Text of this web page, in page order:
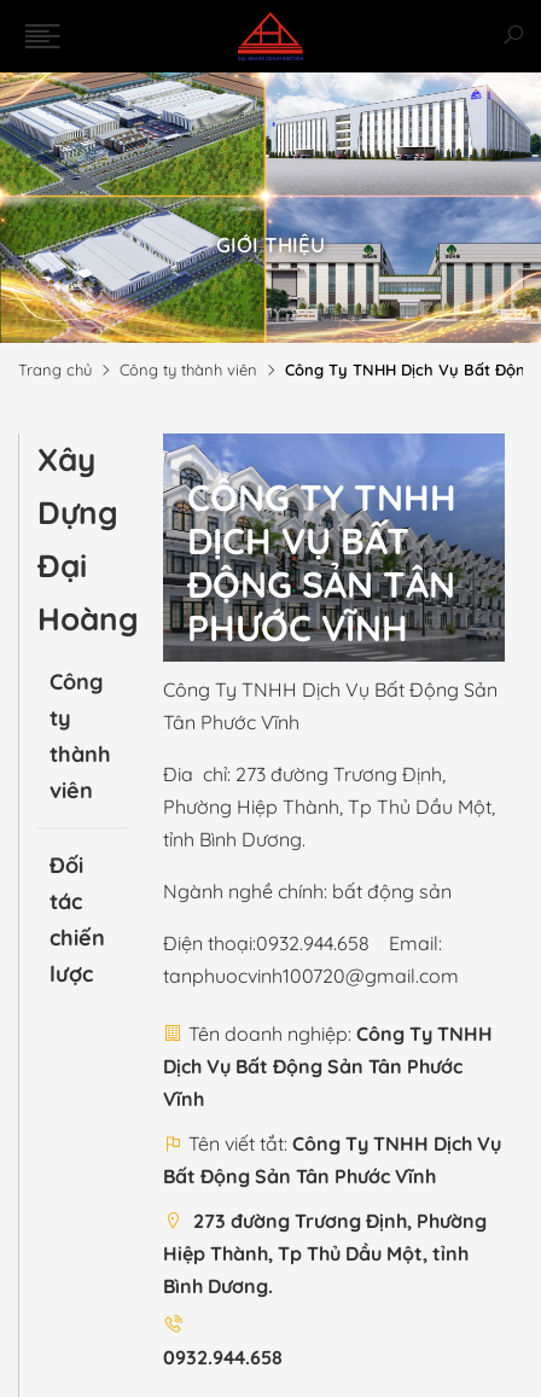
GIỚI THIỆU
Trang chủ Công ty thành viên Công Ty TNHH Dịch Vụ Bất Động
Xây
Dựng
Đại
Hoàng
Công
ty
thành
viên
Đối
tác
chiến
lược
CÔNG TY TNHH
DỊCH VỤ BẤT
ĐỘNG SẢN TÂN
PHƯỚC VĨNH
Công Ty TNHH Dịch Vụ Bất Động Sản
Tân Phước Vĩnh
Đia chỉ: 273 đường Trương Định,
Phường Hiệp Thành, Tp Thủ Dầu Một,
tỉnh Bình Dương.
Ngành nghề chính: bất động sản
Điện thoại:0932.944.658 Email:
tanphuocvinh100720@gmail.com
Tên doanh nghiệp: Công Ty TNHH
Dịch Vụ Bất Động Sản Tân Phước
Vĩnh
Tên viết tắt: Công Ty TNHH Dịch Vụ
Bất Động Sản Tân Phước Vĩnh
273 đường Trương Định, Phường
Hiệp Thành, Tp Thủ Dầu Một, tỉnh
Bình Dương.
0932.944.658